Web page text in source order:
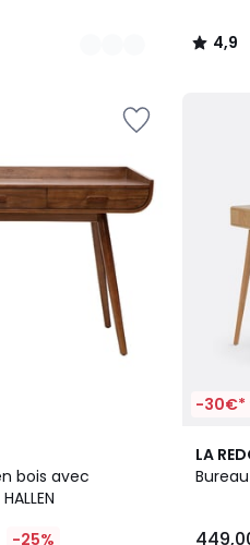
4,9
/
bois avec
-25%
-30€*
LA4,1
/ 5